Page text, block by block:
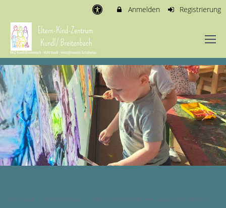
Anmelden Registrierung